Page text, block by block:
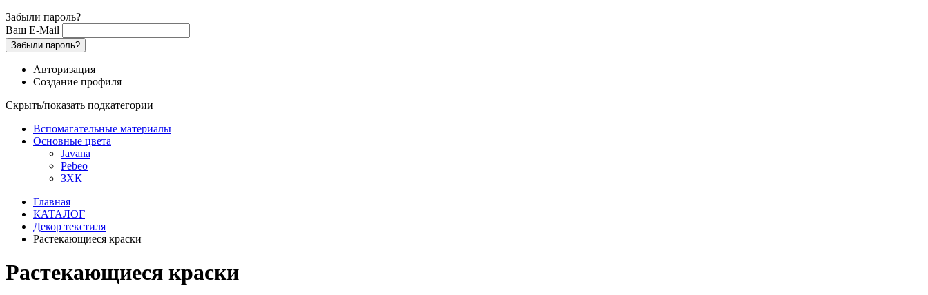
Забыли пароль?
Ваш E-Mail
Забыли пароль?
Авторизация
Создание профиля
Скрыть/показать подкатегории
Вспомагательные материалы
Основные цвета
Javana
Pebeo
ЗХК
Главная
КАТАЛОГ
Декор текстиля
Растекающиеся краски
Растекающиеся краски